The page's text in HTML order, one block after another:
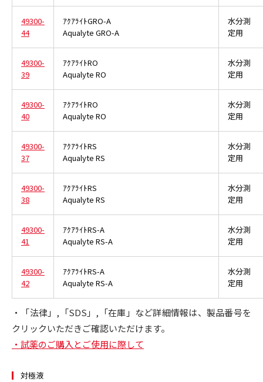
49300-
44
ｱｸｱﾗｲﾄGRO-A
Aqualyte GRO-A
水分測
定用
49300-
39
ｱｸｱﾗｲﾄRO
Aqualyte RO
水分測
定用
49300-
40
ｱｸｱﾗｲﾄRO
Aqualyte RO
水分測
定用
49300-
37
ｱｸｱﾗｲﾄRS
Aqualyte RS
水分測
定用
49300-
38
ｱｸｱﾗｲﾄRS
Aqualyte RS
水分測
定用
49300-
41
ｱｸｱﾗｲﾄRS-A
Aqualyte RS-A
水分測
定用
49300-
42
ｱｸｱﾗｲﾄRS-A
Aqualyte RS-A
水分測
定用
・「法律」,「SDS」,「在庫」など詳細情報は、製品番号を
クリックいただきご確認いただけます。
・試薬のご購入とご使用に際して
対極液